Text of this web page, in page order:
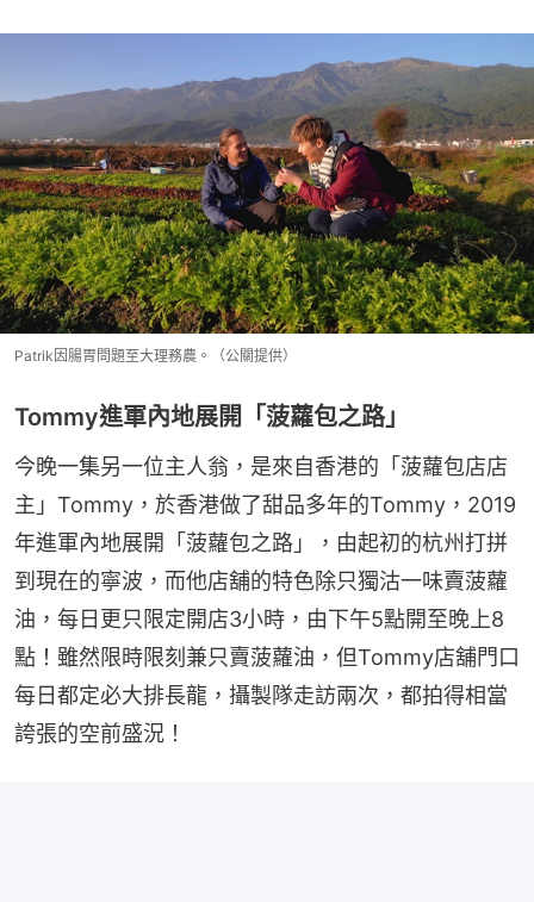
Patrik因腸胃問題至大理務農。（公關提供）
Tommy進軍內地展開「菠蘿包之路」
今晚一集另一位主人翁，是來自香港的「菠蘿包店店
主」Tommy，於香港做了甜品多年的Tommy，2019
年進軍內地展開「菠蘿包之路」，由起初的杭州打拼
到現在的寧波，而他店舖的特色除只獨沽一味賣菠蘿
油，每日更只限定開店3小時，由下午5點開至晚上8
點！雖然限時限刻兼只賣菠蘿油，但Tommy店舖門口
每日都定必大排長龍，攝製隊走訪兩次，都拍得相當
誇張的空前盛況！